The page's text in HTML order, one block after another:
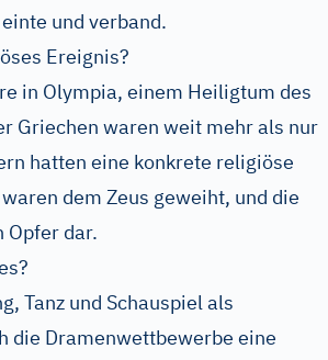
und verband.
Ereignis?
in Olympia, einem Heiligtum des
Griechen waren weit mehr als nur
hatten eine konkrete religiöse
dem Zeus geweiht, und die
Opfer dar.
Tanz und Schauspiel als
die Dramenwettbewerbe eine